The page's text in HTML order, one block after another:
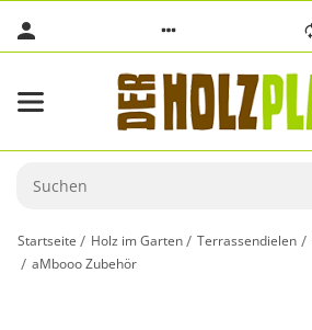
Startseite Holz im Garten Terrassendielen
aMbooo Zubehör